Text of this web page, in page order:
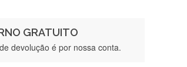
GRATUITO
devolução é por nossa conta.